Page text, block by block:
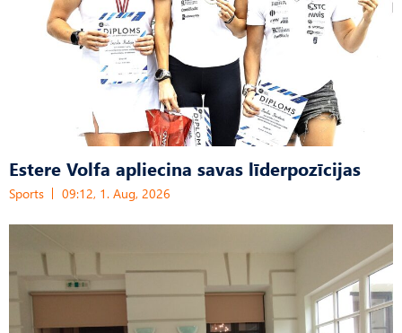
Estere Volfa apliecina savas līderpozīcijas
Sports 09:12, 1. Aug, 2026